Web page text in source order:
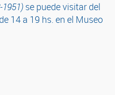
se puede visitar del
14 a 19 hs. en el Museo